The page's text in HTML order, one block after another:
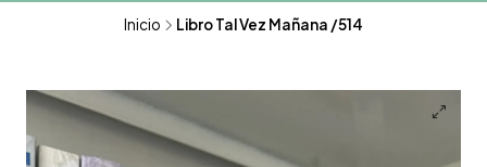
Inicio Libro Tal Vez Mañana /514